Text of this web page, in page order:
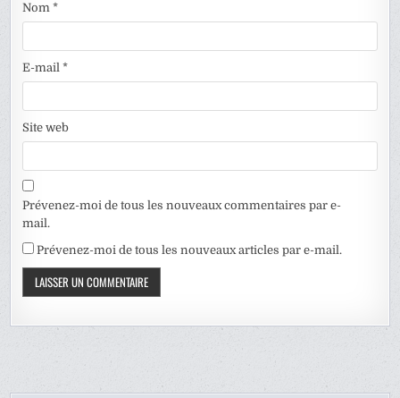
Nom*
E-mail*
Site web
Prévenez-moi de tous les nouveaux commentaires par e-
mail.
Prévenez-moi de tous les nouveaux articles par e-mail.